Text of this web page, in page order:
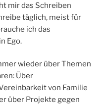
mir das Schreiben
täglich, meist für
ich das
Ego.
wieder über Themen
Über
von Familie
über Projekte gegen